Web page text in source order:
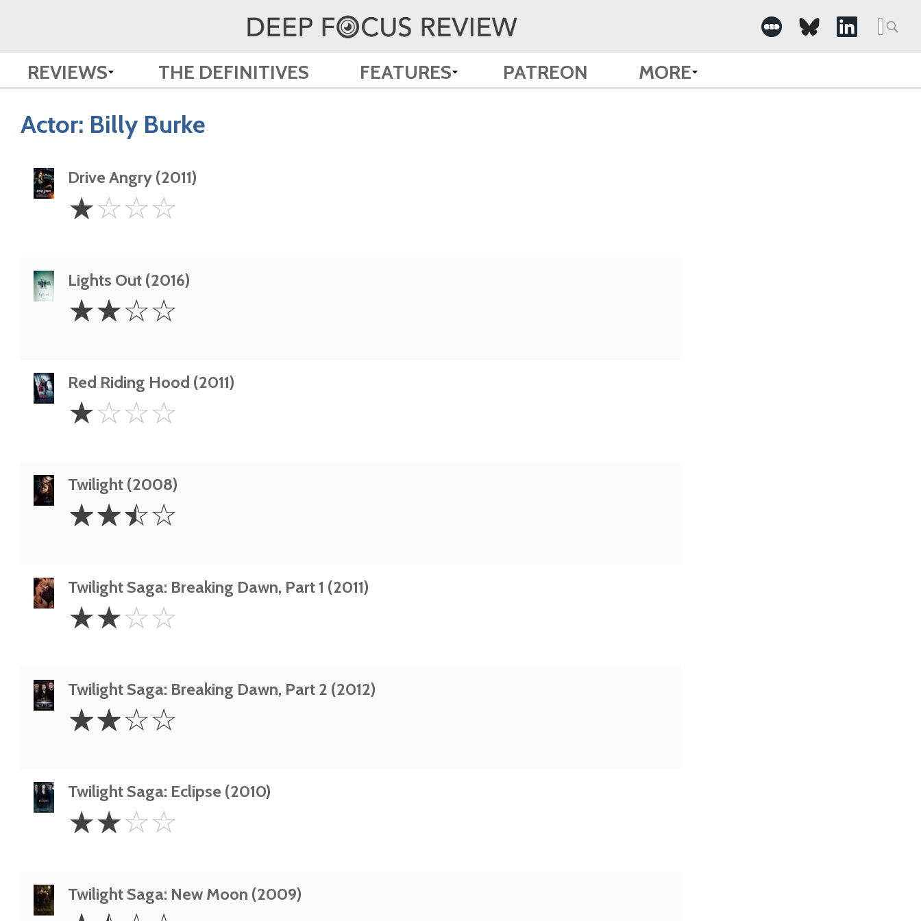
REVIEWS THE DEFINITIVES FEATURES PATREON MORE
Actor: Billy Burke
Drive Angry (2011)
Star
☆☆☆☆
Lights Out (2016)
Stars
☆☆☆☆
Red Riding Hood (2011)
Star
☆☆☆☆
Twilight (2008)
2.5
Stars
☆☆☆☆
Twilight Saga: Breaking Dawn, Part 1 (2011)
Stars
☆☆☆☆
Twilight Saga: Breaking Dawn, Part 2 (2012)
Stars
☆☆☆☆
Twilight Saga: Eclipse (2010)
Stars
☆☆☆☆
Twilight Saga: New Moon (2009)
1.5